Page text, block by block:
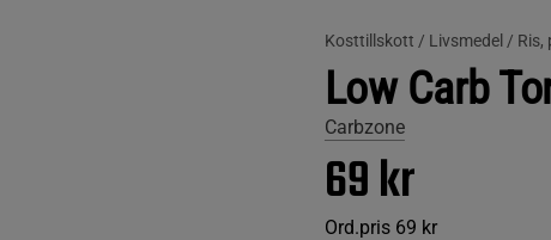
Kosttillskott / Livsmedel / Ris,
Low Carb
Carbzone
69 kr
Ord.pris 69 kr